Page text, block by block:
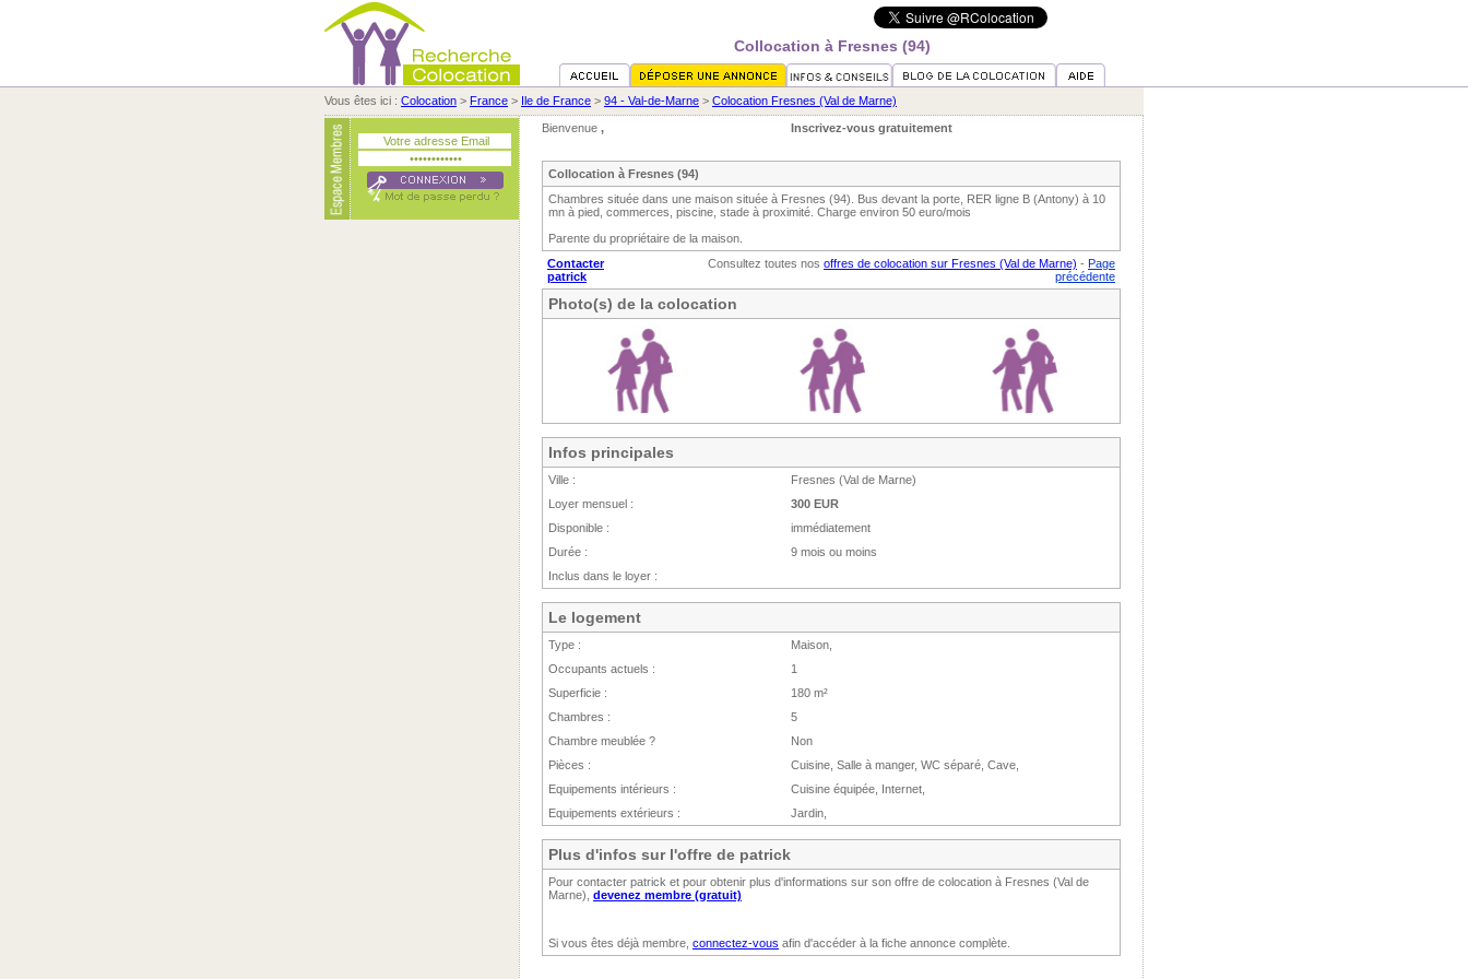
Collocation à Fresnes (94)
Vous êtes ici : Colocation > France > Ile de France > 94 - Val-de-Marne > Colocation Fresnes (Val de Marne)
Bienvenue , Inscrivez-vous gratuitement
Collocation à Fresnes (94)
Chambres située dans une maison située à Fresnes (94). Bus devant la porte, RER ligne B (Antony) à 10
mn à pied, commerces, piscine, stade à proximité. Charge environ 50 euro/mois
Parente du propriétaire de la maison.
Contacter
patrick
Consultez toutes nos offres de colocation sur Fresnes (Val de Marne) - Page
précédente
Photo(s) de la colocation
Infos principales
Ville :
Fresnes (Val de Marne)
Loyer mensuel :
300 EUR
Disponible :
immédiatement
Durée :
9 mois ou moins
Inclus dans le loyer :
Le logement
Type :
Maison,
Occupants actuels :
1
Superficie :
180 m²
Chambres :
5
Chambre meublée ?
Non
Pièces :
Cuisine, Salle à manger, WC séparé, Cave,
Equipements intérieurs :
Cuisine équipée, Internet,
Equipements extérieurs :
Jardin,
Plus d'infos sur l'offre de patrick
Pour contacter patrick et pour obtenir plus d'informations sur son offre de colocation à Fresnes (Val de
Marne), devenez membre (gratuit)
Si vous êtes déjà membre, connectez-vous afin d'accéder à la fiche annonce complète.